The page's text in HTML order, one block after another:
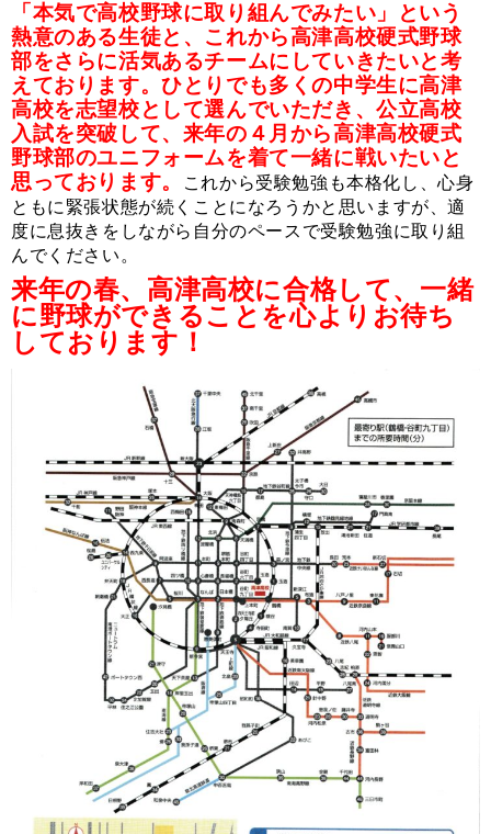
「本気で高校野球に取り組んでみたい」という
熱意のある生徒と、これから高津高校硬式野球
部をさらに活気あるチームにしていきたいと考
えております。ひとりでも多くの中学生に高津
高校を志望校として選んでいただき、公立高校
入試を突破して、来年の４月から高津高校硬式
野球部のユニフォームを着て一緒に戦いたいと
思っております。
これから受験勉強も本格化し、心身
ともに緊張状態が続くことになろうかと思いますが、適
度に息抜きをしながら自分のペースで受験勉強に取り組
んでください。
来年の春、高津高校に合格して、一緒
に野球ができることを心よりお待ち
しております！